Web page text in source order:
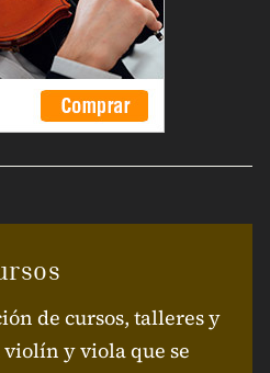
de cursos, talleres y
violín y viola que se